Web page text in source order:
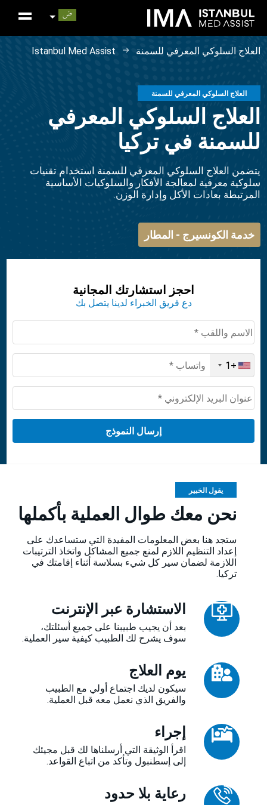
Istanbul Med Assist العلاج السلوكي المعرفي للسمنة
العلاج السلوكي المعرفي للسمنة
العلاج السلوكي المعرفي
للسمنة في تركيا
يتضمن العلاج السلوكي المعرفي للسمنة استخدام تقنيات
سلوكية معرفية لمعالجة الأفكار والسلوكيات الأساسية
المرتبطة بعادات الأكل وإدارة الوزن.
خدمة الكونسيرج - المطار
احجز استشارتك المجانية
دع فريق الخبراء لدينا يتصل بك
United
States
+1
+1
يقول الخبير
نحن معك طوال العملية بأكملها
ستجد هنا بعض المعلومات المفيدة التي ستساعدك على
إعداد التنظيم اللازم لمنع جميع المشاكل واتخاذ الترتيبات
اللازمة لضمان سير كل شيء بسلاسة أثناء إقامتك في
تركيا.
الاستشارة عبر الإنترنت
بعد أن يجيب طبيبنا على جميع أسئلتك،
سوف يشرح لك الطبيب كيفية سير العملية.
يوم العلاج
سيكون لديك اجتماع أولي مع الطبيب
والفريق الذي نعمل معه قبل العملية.
إجراء
اقرأ الوثيقة التي أرسلناها لك قبل مجيئك
إلى إسطنبول وتأكد من اتباع القواعد.
رعاية بلا حدود